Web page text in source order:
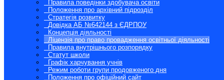
Правила поведінки здобувача освіти
Положення про архівний підрозділ
Стратегія розвитку
Довідка АБ №642144 з ЄДРПОУ
Концепція діяльності
Ліцензія про право провадження освітньої діяльності
Правила внутрішнього розпорядку
Статут школи
Графік харчування учнів
Режим роботи групи продовженого дня
Положення про офіційний сайт